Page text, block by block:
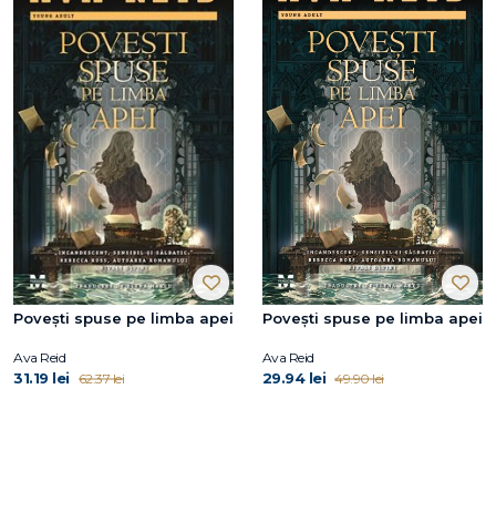
Povești spuse pe limba apei
Ava Reid
31.19 lei 62.37 lei
Povești spuse pe limba apei
Ava Reid
29.94 lei 49.90 lei